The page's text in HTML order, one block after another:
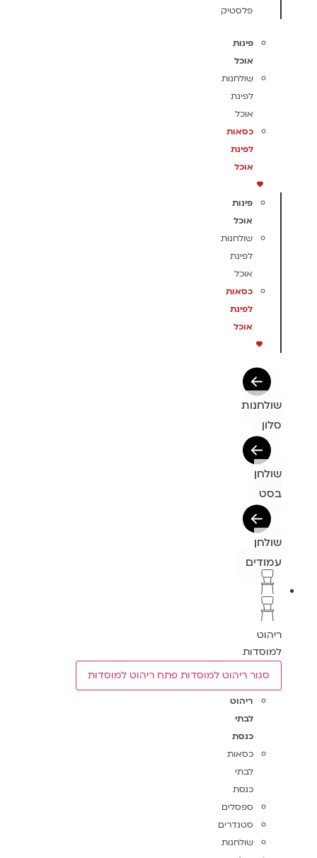
פלסטיק
פינות
אוכל
שולחנות
לפינת
אוכל
כסאות
לפינת
אוכל
פינות
אוכל
שולחנות
לפינת
אוכל
כסאות
לפינת
אוכל
שולחנות
סלון
שולחן
בסט
שולחן
עמודים
ריהוט
למוסדות
סגור ריהוט למוסדות פתח ריהוט למוסדות
ריהוט
לבתי
כנסת
כסאות
לבתי
כנסת
ספסלים
סטנדרים
שולחנות